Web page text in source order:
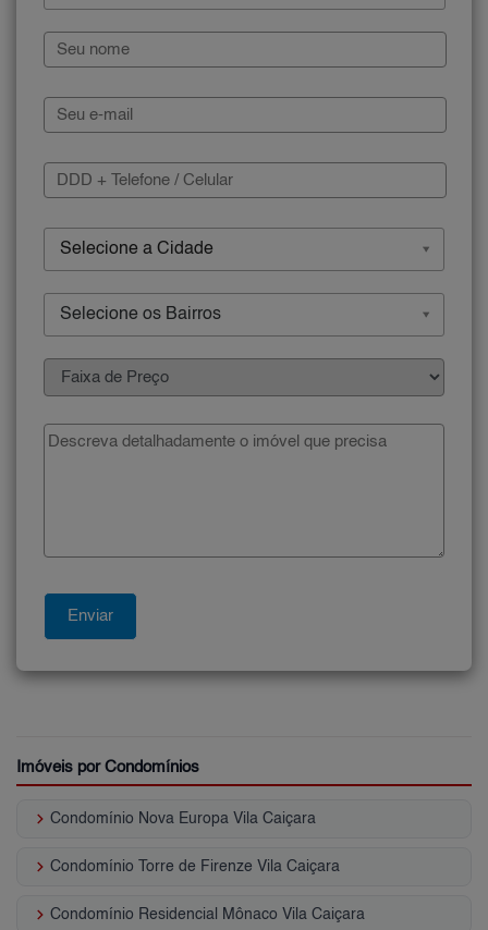
Selecione a Cidade
Selecione os Bairros
Imóveis por Condomínios
keyboard_arrow_right Condomínio Nova Europa Vila Caiçara
keyboard_arrow_right Condomínio Torre de Firenze Vila Caiçara
keyboard_arrow_right Condomínio Residencial Mônaco Vila Caiçara